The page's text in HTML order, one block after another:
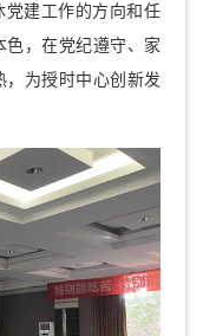
建工作的方向和任
，在党纪遵守、家
，为授时中心创新发